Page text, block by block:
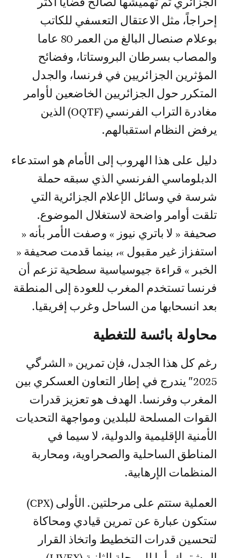
إحراجاً، مثل الاعتقال التعسفي للكاتب
بوعلام صنصال البالغ من العمر 80 عاما
والمصاب بسرطان البروستاتا، وفضائح
المؤثرين الجزائريين في فرنسا، والجدل
المتكرر حول الجزائريين الخاضعين لأوامر
مغادرة التراب الفرنسي (OQTF) الذين
يرفض النظام استقبالهم.
دليل على هذا الهروب إلى الأمام هو استدعاء
الدبلوماسي الفرنسي الذي سبقه حملة
شرسة في وسائل الإعلام الجزائرية التي
تلقت أوامر واضحة لاستغلال الموضوع.
صحيفة « لا باتري نيوز » وصفت الأمر بأنه «
استفزاز غير مقبول »، بينما قدمت صحيفة «
الخبر » قراءة جيوسياسية سطحية تزعم أن
فرنسا تستخدم المغرب للعودة إلى المنطقة
بعد انسحابها من الساحل وغرب إفريقيا.
محاولة بائسة للتغطية
رغم كل هذا الجدل، فإن تمرين « الشرگي
2025″ يندرج في إطار التعاون العسكري بين
المغرب وفرنسا. الهدف هو تعزيز قدرات
القوات المسلحة للبلدين ومواجهة التحديات
الأمنية الإقليمية والدولية، لا سيما في
المناطق الساحلية والصحراوية، ومحاربة
المنظمات الإرهابية.
العملية ستتم على مرحلتين. الأولى (CPX)
ستكون عبارة عن تمرين قيادي ومحاكاة
لتحسين قدرات التخطيط واتخاذ القرار